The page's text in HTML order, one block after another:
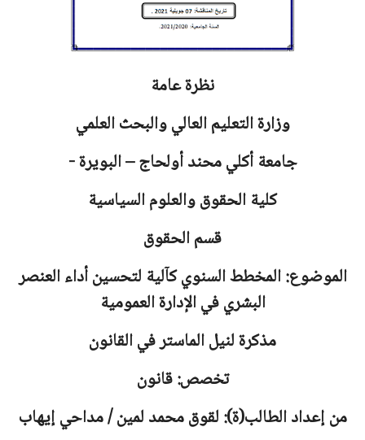
نظرة عامة
وزارة التعليم العالي والبحث العلمي
جامعةأكلي محند أولحاج – البويرة -
كلية الحقوق والعلوم السياسية
قسم الحقوق
الموضوع: المخطط السنوي كآلية لتحسين أداء العنصر
البشري في الإدارة العمومية
مذكرة لنيل الماستر في القانون
تخصص: قانون
من إعداد الطالب(ة): لقوق محمد لمين / مداحي إيهاب